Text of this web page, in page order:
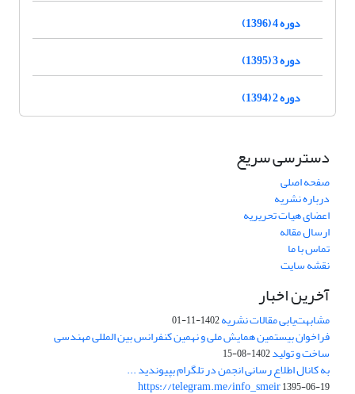
دوره 4 (1396)
دوره 3 (1395)
دوره 2 (1394)
دسترسی سریع
صفحه اصلی
درباره نشریه
اعضای هیات تحریریه
ارسال مقاله
تماس با ما
نقشه سایت
آخرین اخبار
مشابهت‌یابی مقالات نشریه1402-11-01
فراخوان بیستمین همایش ملی و نهمین کنفرانس بین المللی مهندسی
ساخت و تولید1402-08-15
به کانال اطلاع رسانی انجمن در تلگرام بپیوندید ...
https://telegram.me/info_smeir1395-06-19